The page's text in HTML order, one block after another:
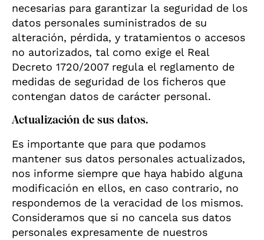
necesarias para garantizar la seguridad de los
datos personales suministrados de su
alteración, pérdida, y tratamientos o accesos
no autorizados, tal como exige el Real
Decreto 1720/2007 regula el reglamento de
medidas de seguridad de los ficheros que
contengan datos de carácter personal.
Actualización de sus datos.
Es importante que para que podamos
mantener sus datos personales actualizados,
nos informe siempre que haya habido alguna
modificación en ellos, en caso contrario, no
respondemos de la veracidad de los mismos.
Consideramos que si no cancela sus datos
personales expresamente de nuestros